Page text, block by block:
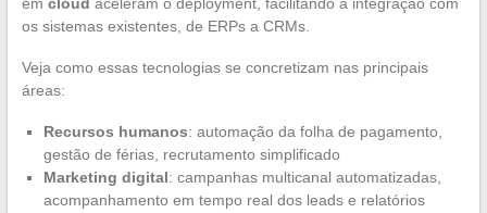
os sistemas existentes, de ERPs a CRMs.
Veja como essas tecnologias se concretizam nas principais
áreas:
Recursos humanos: automação da folha de pagamento,
gestão de férias, recrutamento simplificado
Marketing digital: campanhas multicanal automatizadas,
acompanhamento em tempo real dos leads e relatórios